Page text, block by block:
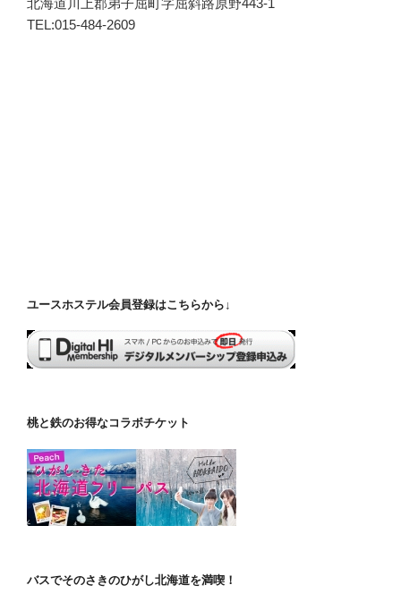
北海道川上郡弟子屈町字屈斜路原野443-1
TEL:015-484-2609
ユースホステル会員登録はこちらから↓
桃と鉄のお得なコラボチケット
バスでそのさきのひがし北海道を満喫！